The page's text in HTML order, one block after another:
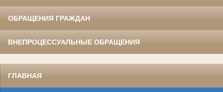
ОБРАЩЕНИЯ ГРАЖДАН
ВНЕПРОЦЕССУАЛЬНЫЕ ОБРАЩЕНИЯ
ГЛАВНАЯ